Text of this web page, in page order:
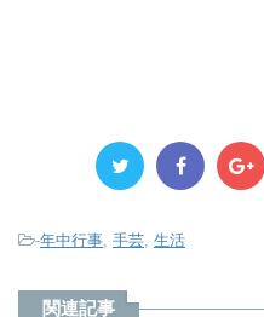
-年中行事, 手芸, 生活
関連記事